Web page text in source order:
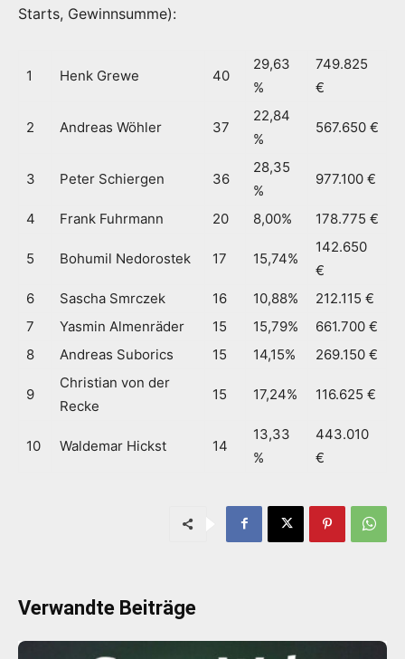
Starts, Gewinnsumme):
1 Henk Grewe 40
29,63
%
749.825
€
2 Andreas Wöhler 37
22,84
%
567.650 €
3 Peter Schiergen 36
28,35
%
977.100 €
4 Frank Fuhrmann 20 8,00% 178.775 €
5 Bohumil Nedorostek 17 15,74%
142.650
€
6
Sascha Smrczek 16 10,88%
212.115 €
7
Yasmin Almenräder 15 15,79%
661.700 €
8
Andreas Suborics 15 14,15% 269.150 €
9
Christian von der
Recke
15 17,24% 116.625 €
10 Waldemar Hickst 14
13,33
%
443.010
€
Verwandte Beiträge